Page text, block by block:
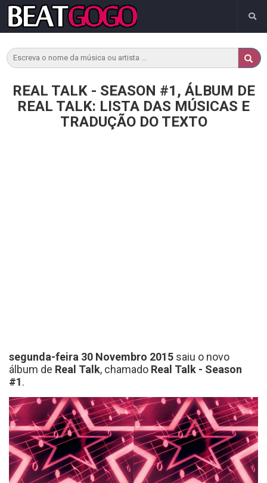
REAL TALK - SEASON #1, ÁLBUM DE
REAL TALK: LISTA DAS MÚSICAS E
TRADUÇÃO DO TEXTO
segunda-feira 30 Novembro 2015 saiu o novo
álbum de Real Talk, chamado Real Talk - Season
#1.